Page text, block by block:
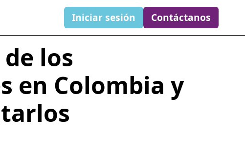
Iniciar sesión Contáctanos
los
en Colombia y